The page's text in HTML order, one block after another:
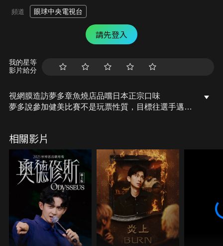
頻道 眼球中央電視台
請先登入
我的星等
影片給分
視網膜造訪夢多章魚燒店品嚐日本正宗口味
夢多說參加健美比賽不是玩票性質，目標往選手邁進
相關影片